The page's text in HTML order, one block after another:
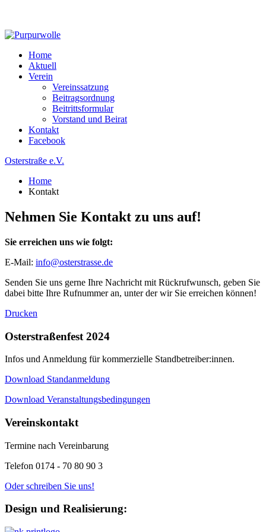
Home
Aktuell
Verein
Vereinssatzung
Beitragsordnung
Beitrittsformular
Vorstand und Beirat
Kontakt
Facebook
Osterstraße e.V.
Home
Kontakt
Nehmen Sie Kontakt zu uns auf!
Sie erreichen uns wie folgt:
E-Mail: info@osterstrasse.de
Senden Sie uns gerne Ihre Nachricht mit Rückrufwunsch, geben Sie
dabei bitte Ihre Rufnummer an, unter der wir Sie erreichen können!
Drucken
Osterstraßenfest 2024
Infos und Anmeldung für kommerzielle Standbetreiber:innen.
Download Standanmeldung
Download Veranstaltungsbedingungen
Vereinskontakt
Termine nach Vereinbarung
Telefon 0174 - 70 80 90 3
Oder schreiben Sie uns!
Design und Realisierung: